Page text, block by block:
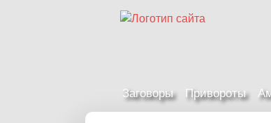
Заговоры Привороты